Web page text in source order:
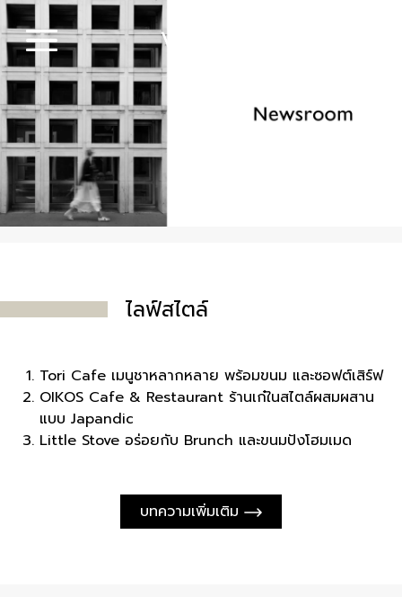
ไลฟ์สไตล์
Tori Cafe เมนูชาหลากหลาย พร้อมขนม และซอฟต์เสิร์ฟ
OIKOS Cafe & Restaurant ร้านเก๋ในสไตล์ผสมผสาน
แบบ Japandic
Little Stove อร่อยกับ Brunch และขนมปังโฮมเมด
บทความเพิ่มเติม